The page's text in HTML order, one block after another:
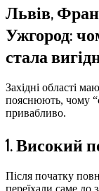
Львів,
Ужгород:
стала
Західні області
пояснюють, чому
привабливо.
1. Високий
Після початку
переїхали саме до